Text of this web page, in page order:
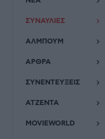
ΣΥΝΑΥΛΙΕΣ
ΑΛΜΠΟΥΜ
ΑΡΘΡΑ
ΣΥΝΕΝΤΕΥΞΕΙΣ
ΑΤΖΕΝΤΑ
MOVIEWORLD